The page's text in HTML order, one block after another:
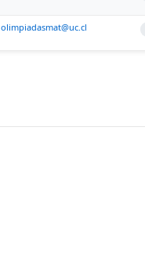
olimpiadasmat@uc.cl